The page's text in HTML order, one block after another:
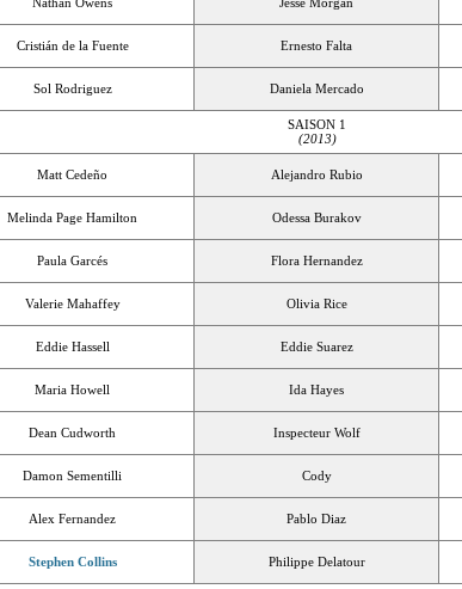
Cristián de la Fuente Ernesto Falta
Sol Rodriguez Daniela Mercado
SAISON 1
(2013)
Matt Cedeño Alejandro Rubio
Melinda Page Hamilton Odessa Burakov
Paula Garcés Flora Hernandez
Valerie Mahaffey Olivia Rice
Eddie Hassell Eddie Suarez
Maria Howell Ida Hayes
Dean Cudworth Inspecteur Wolf
Damon Sementilli Cody
Alex Fernandez Pablo Diaz
Stephen Collins Philippe Delatour